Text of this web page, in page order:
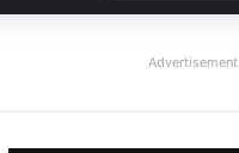
Advertisement